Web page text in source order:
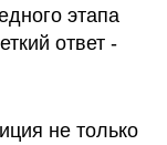
этапа
ответ -
не только